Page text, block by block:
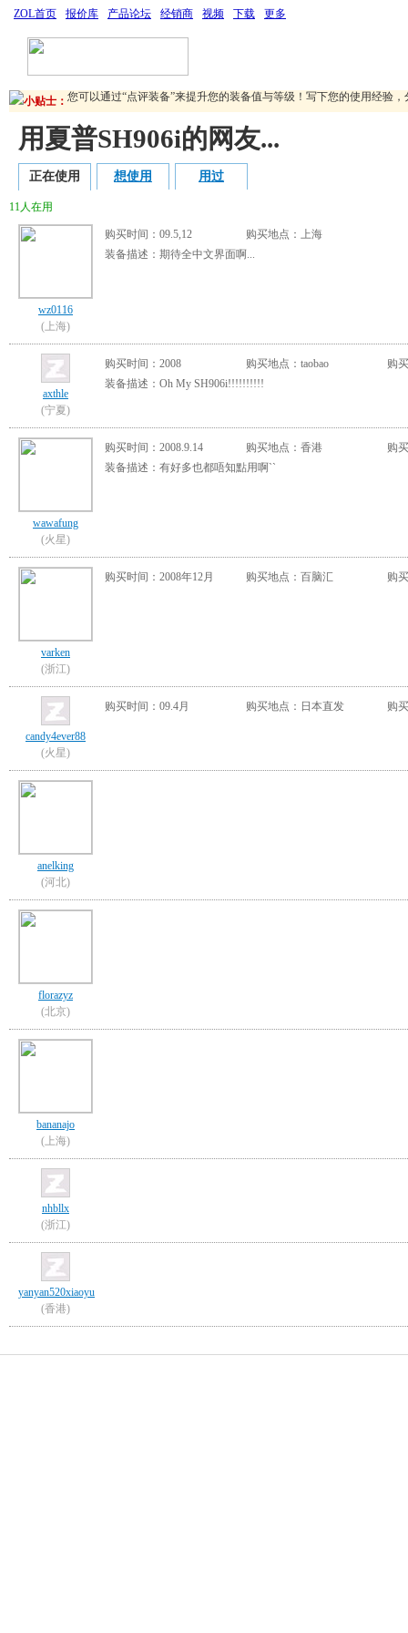
ZOL首页 报价库 产品论坛 经销商 视频 下载 更多
小贴士：
您可以通过“点评装备”来提升您的装备值与等级！写下您的使用经验
您还可以在产品报价里搜索任意一款产品添加到“我的装备”中去。
用夏普SH906i的网友...
正在使用 想使用 用过
11人在用
wz0116
(上海)
购买时间：09.5,12
购买地点：上海
装备描述：期待全中文界面啊...
axthle
(宁夏)
购买时间：2008 购买地点：taobao
购
装备描述：Oh My SH906i!!!!!!!!!!
wawafung
(火星)
购买时间：2008.9.14 购买地点：香港
购
装备描述：有好多也都唔知點用啊``
varken
(浙江)
购买时间：2008年12月 购买地点：百脑汇 购
candy4ever88
(火星)
购买时间：09.4月 购买地点：日本直发 购
anelking
(河北)
florazyz
(北京)
bananajo
(上海)
nhbllx
(浙江)
yanyan520xiaoyu
(香港)